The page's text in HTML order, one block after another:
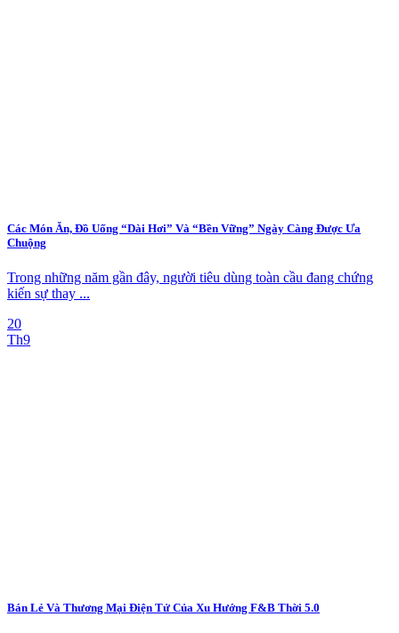
Các Món Ăn, Đồ Uống “Dài Hơi” Và “Bền Vững” Ngày Càng Được Ưa
Chuộng
Trong những năm gần đây, người tiêu dùng toàn cầu đang chứng
kiến sự thay ...
20
Th9
Bán Lẻ Và Thương Mại Điện Tử Của Xu Hướng F&B Thời 5.0